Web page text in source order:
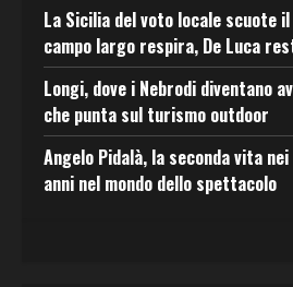
La Sicilia del voto locale scuote
campo largo respira, De Luca
Longi, dove i Nebrodi diventano
che punta sul turismo outdoor
Angelo Pidalà, la seconda vita
anni nel mondo dello spettacolo